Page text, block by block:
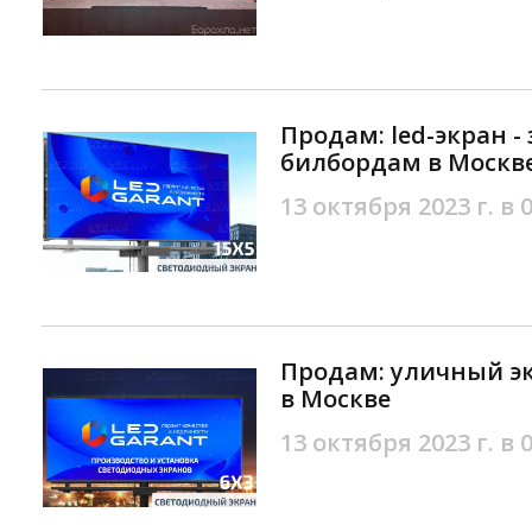
Продам: led-экран
билбордам в
13 октября 2023 г. в
Продам: уличный
в Москве
13 октября 2023 г. в